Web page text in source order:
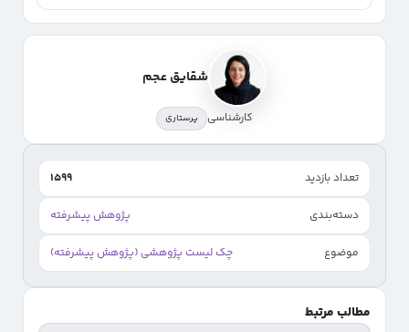
شقایق عجم
کارشناسی پرستاری
تعداد بازدید 1599
دسته‌بندی پژوهش پیشرفته
موضوع چک لیست پژوهشی (پژوهش پیشرفته)
مطالب مرتبط